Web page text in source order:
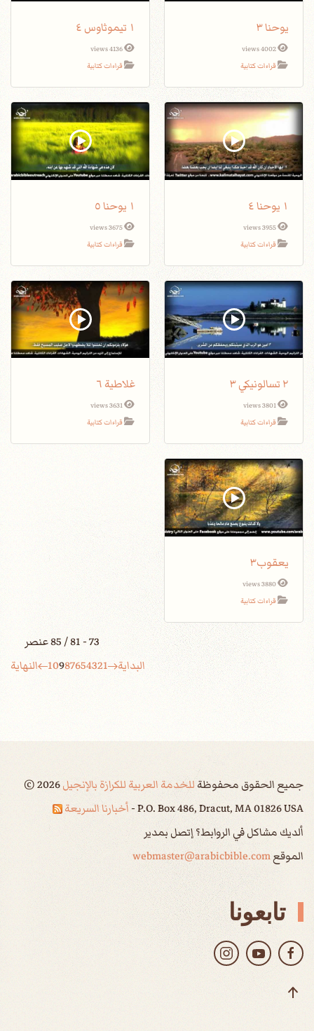
يوحنا ٣
4002 views
قراءات كتابية
١ تيموثاوس ٤
4136 views
قراءات كتابية
١ يوحنا ٤
3955 views
قراءات كتابية
١ يوحنا ٥
3675 views
قراءات كتابية
٢ تسالونيكي ٣
3801 views
قراءات كتابية
غلاطية ٦
3631 views
قراءات كتابية
يعقوب٣
3880 views
قراءات كتابية
73 - 81 / 85 عنصر
البداية
1
2
3
4
5
6
7
8
9
10 النهاية
جميع الحقوق محفوظةللخدمة العربية للكرازة بالإنجيل ©2026
P.O. Box 486, Dracut, MA 01826 USA - أخبارنا السريعة
ألديك مشاكل في الروابط؟ إتصل بمدير
الموقعwebmaster@arabicbible.com
تابعونا